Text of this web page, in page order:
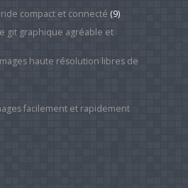
compact et connecté (9)
git graphique agréable et
haute résolution libres de
facilement et rapidement